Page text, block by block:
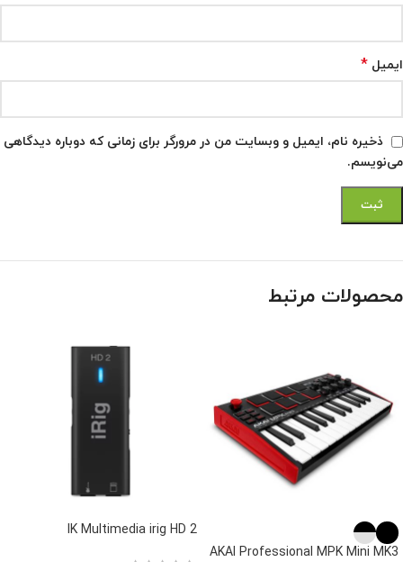
ایمیل *
ذخیره نام، ایمیل و وبسایت من در مرورگر برای زمانی که دوباره دیدگاهی
می‌نویسم.
محصولات مرتبط
AKAI Professional MPK Mini MK3
IK Multimedia irig HD 2